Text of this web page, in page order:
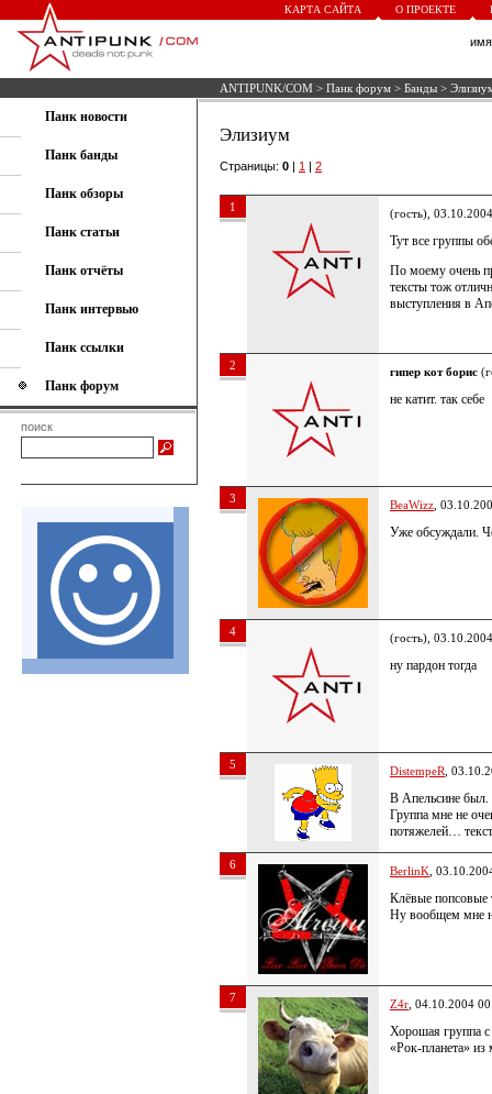
КАРТА САЙТА О ПРОЕКТЕ
ANTIPUNK/COM > Панк форум > Банды >
Панк новости
Панк банды
Панк обзоры
Панк статьи
Панк отчёты
Панк интервью
Панк ссылки
Панк форум
поиск
Элизиум
Страницы: 0 | 1 | 2
1 (гость),
Тут все группы
По моему очень
тексты тож
выступления в
2 гипер кот борис
не катит. так себе
3 BeaWizz ,
Уже обсуждали.
4 (гость),
ну пардон тогда
5 DistempeR ,
В Апельсине был.
Группа мне не
потяжелей…
6 BerlinK ,
Клёвые попсовые
Ну вообщем мне
7 Z4r , 04.10.2004
Хорошая группа
«Рок-планета» из